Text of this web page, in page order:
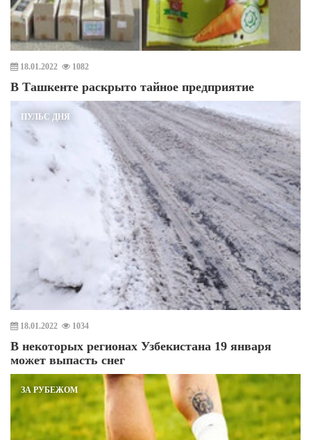
18.01.2022 1082
В Ташкенте раскрыто тайное предприятие
ПУЛЬС ДНЯ
18.01.2022 1034
В некоторых регионах Узбекистана 19 января
может выпасть снег
ЗА РУБЕЖОМ